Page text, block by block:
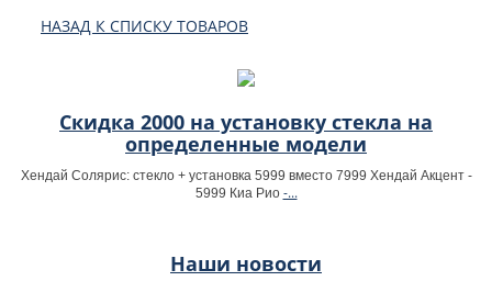
НАЗАД К СПИСКУ ТОВАРОВ
Скидка 2000 на установку стекла на
определенные модели
Хендай Солярис: стекло + установка 5999 вместо 7999 Хендай Акцент -
5999 Киа Рио -...
Наши новости